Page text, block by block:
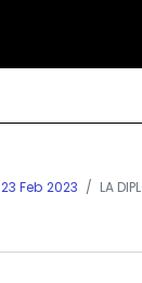
23 Feb 2023 LA